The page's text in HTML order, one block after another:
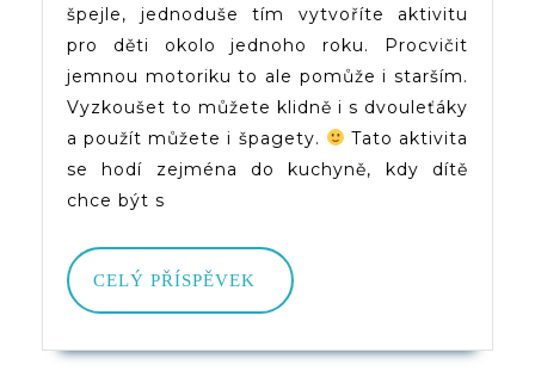
špejle, jednoduše tím vytvoříte aktivitu
pro děti okolo jednoho roku. Procvičit
jemnou motoriku to ale pomůže i starším.
Vyzkoušet to můžete klidně i s dvouleťáky
a použít můžete i špagety.
Tato aktivita
se hodí zejména do kuchyně, kdy dítě
chce být s
CELÝ PŘÍSPĚVEK
CELÝ
PŘÍSPĚVEK